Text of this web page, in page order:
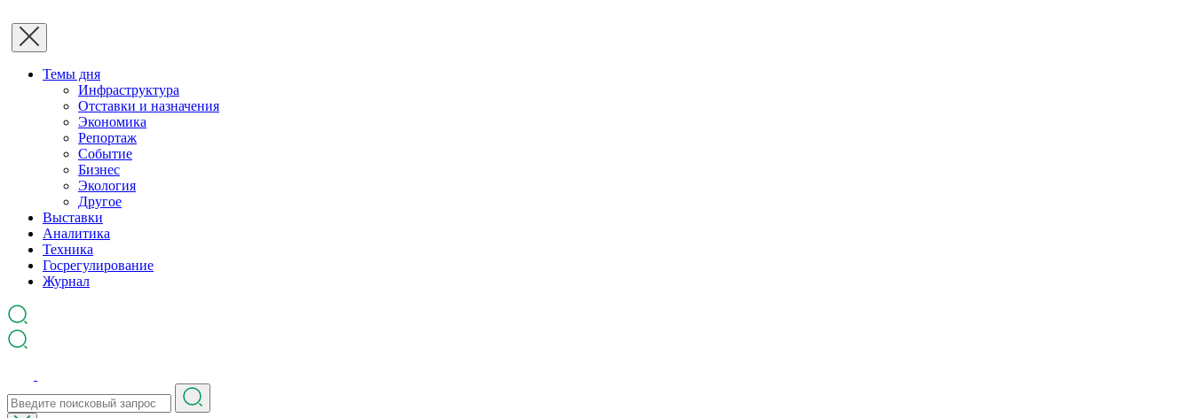
Темы дня
Инфраструктура
Отставки и назначения
Экономика
Репортаж
Событие
Бизнес
Экология
Другое
Выставки
Аналитика
Техника
Госрегулирование
Журнал